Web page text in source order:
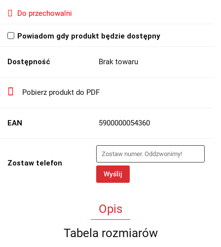
Do przechowalni
Powiadom gdy produkt będzie dostępny
Dostępność Brak towaru
Pobierz produkt do PDF
EAN 5900000054360
Zostaw telefon
Wyślij
Opis
Tabela rozmiarów